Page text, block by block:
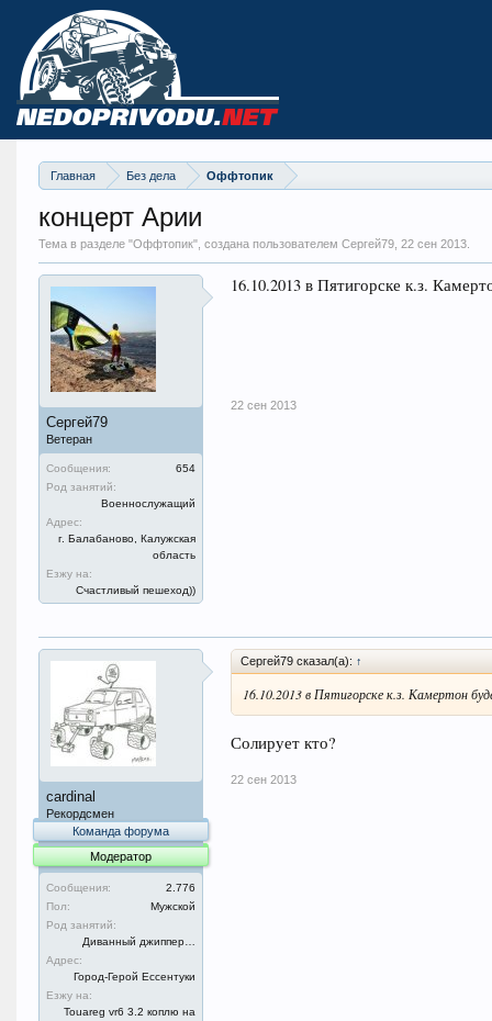
Главная Без дела Оффтопик
концерт Арии
Тема в разделе "Оффтопик", создана пользователем Сергей79, 22 сен 2013.
Сергей79
Ветеран
Сообщения:
654
Род занятий:
Военнослужащий
Адрес:
г. Балабаново, Калужская
область
Езжу на:
Счастливый пешеход))
16.10.2013 в Пятигорске к.з.
22 сен 2013
cardinal
Рекордсмен
Команда форума
Модератор
Сообщения:
2.776
Пол:
Мужской
Род занятий:
Диванный джиппер…
Адрес:
Город-Герой Ессентуки
Езжу на:
Touareg vr6 3.2 коплю на
Сергей79 сказал(а): ↑
16.10.2013 в Пятигорске к.з. Камертон
Солирует кто?
22 сен 2013